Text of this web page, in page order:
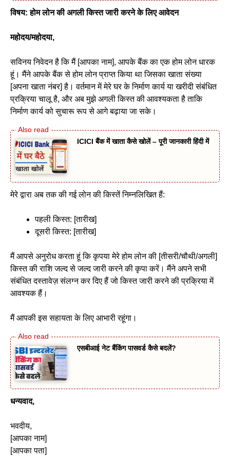
विषय: होम लोन की अगली किस्त जारी करने के लिए आवेदन
महोदय/महोदया,
सविनय निवेदन है कि मैं [आपका नाम], आपके बैंक का एक होम लोन धारक
हूं। मैंने आपके बैंक से होम लोन प्राप्त किया था जिसका खाता संख्या
[अपना खाता नंबर] है। वर्तमान में मेरे घर के निर्माण कार्य या खरीदी संबंधित
प्रक्रिया चालू है, और अब मुझे अगली किस्त की आवश्यकता है ताकि
निर्माण कार्य को सुचारू रूप से आगे बढ़ाया जा सके।
ICICI बैंक में खाता कैसे खोलें – पूरी जानकारी हिंदी में
मेरे द्वारा अब तक की गई लोन की किस्तें निम्नलिखित हैं:
पहली किस्त: [तारीख]
दूसरी किस्त: [तारीख]
मैं आपसे अनुरोध करता हूं कि कृपया मेरे होम लोन की [तीसरी/चौथी/अगली]
किस्त की राशि जल्द से जल्द जारी करने की कृपा करें। मैंने अपने सभी
संबंधित दस्तावेज़ संलग्न कर दिए हैं जो किस्त जारी करने की प्रक्रिया में
आवश्यक हैं।
मैं आपकी इस सहायता के लिए आभारी रहूंगा।
एसबीआई नेट बैंकिंग पासवर्ड कैसे बदलें?
धन्यवाद,
भवदीय,
[आपका नाम]
[आपका पता]